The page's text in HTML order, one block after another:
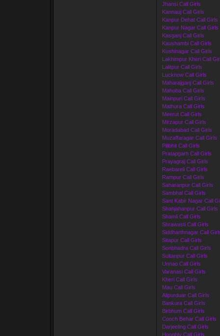
Jhansi Call Girls
Kannauj Call Girls
Kanpur Dehat Call Girls
Kanpur Nagar Call Girls
Kasganj Call Girls
Kaushambi Call Girls
Kushinagar Call Girls
Lakhimpur Kheri Call
Lalitpur Call Girls
Lucknow Call Girls
Maharajganj Call Girls
Mahoba Call Girls
Mainpuri Call Girls
Mathura Call Girls
Meerut Call Girls
Mirzapur Call Girls
Moradabad Call Girls
Muzaffaragar Call Girls
Pilibhit Call Girls
Pratapgarh Call Girls
Prayagraj Call Girls
Raebareli Call Girls
Rampur Call Girls
Saharanpur Call Girls
Sambhal Call Girls
Sant Kabir Nagar Call
Shahjahanpur Call Girls
Shamli Call Girls
Shrawasti Call Girls
Siddharthnagar Call
Sitapur Call Girls
Sonbhadra Call Girls
Sultanpur Call Girls
Unnao Call Girls
Varanasi Call Girls
Kheri Call Girls
Mau Call Girls
Alipurduar Call Girls
Bankura Call Girls
Birbhum Call Girls
Cooch Behar Call Girls
Darjeeling Call Girls
Hooghly Call Girls